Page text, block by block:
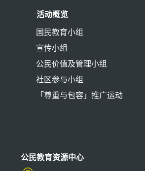
活动概览
国民教育小组
宣传小组
公民价值及管理小组
社区参与小组
「尊重与包容」推广运动
公民教育资源中心